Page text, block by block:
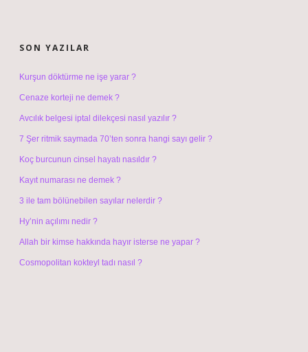
SON YAZILAR
Kurşun döktürme ne işe yarar ?
Cenaze korteji ne demek ?
Avcılık belgesi iptal dilekçesi nasıl yazılır ?
7 Şer ritmik saymada 70’ten sonra hangi sayı gelir ?
Koç burcunun cinsel hayatı nasıldır ?
Kayıt numarası ne demek ?
3 ile tam bölünebilen sayılar nelerdir ?
Hy’nin açılımı nedir ?
Allah bir kimse hakkında hayır isterse ne yapar ?
Cosmopolitan kokteyl tadı nasıl ?